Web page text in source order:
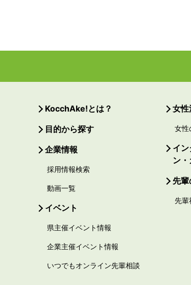
KocchAke!とは？
目的から探す
企業情報
採用情報検索
動画一覧
イベント
県主催イベント情報
企業主催イベント情報
いつでもオンライン先輩相談
女性
女性
イ
ン
先
先輩